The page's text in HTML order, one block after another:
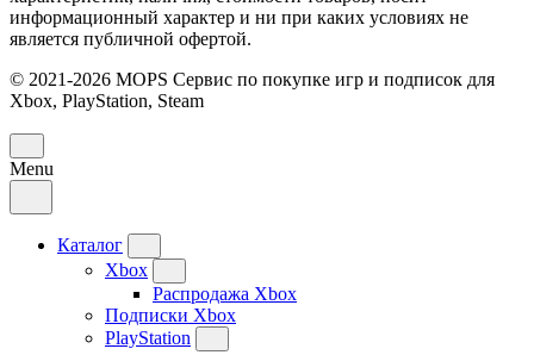
информационный характер и ни при каких условиях не
является публичной офертой.
© 2021-2026 MOPS Сервис по покупке игр и подписок для
Xbox, PlayStation, Steam
Menu
Каталог
Xbox
Распродажа Xbox
Подписки Xbox
PlayStation